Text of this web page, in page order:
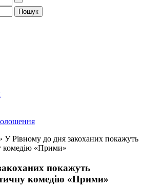
У Рівному до дня закоханих покажуть
комедію «Прими»
покажуть
комедію «Прими»